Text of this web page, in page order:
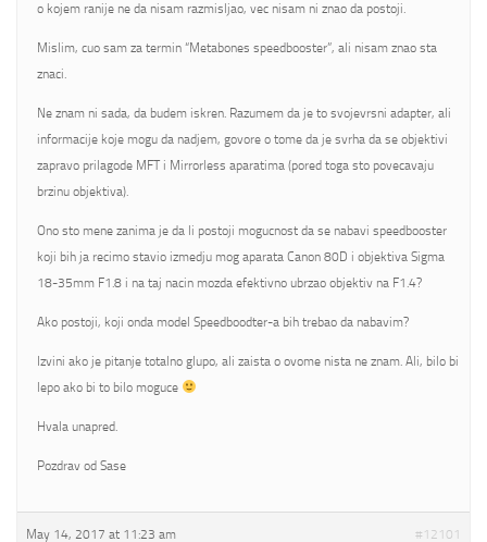
o kojem ranije ne da nisam razmisljao, vec nisam ni znao da postoji.
Mislim, cuo sam za termin “Metabones speedbooster”, ali nisam znao sta
znaci.
Ne znam ni sada, da budem iskren. Razumem da je to svojevrsni adapter, ali
informacije koje mogu da nadjem, govore o tome da je svrha da se objektivi
zapravo prilagode MFT i Mirrorless aparatima (pored toga sto povecavaju
brzinu objektiva).
Ono sto mene zanima je da li postoji mogucnost da se nabavi speedbooster
koji bih ja recimo stavio izmedju mog aparata Canon 80D i objektiva Sigma
18-35mm F1.8 i na taj nacin mozda efektivno ubrzao objektiv na F1.4?
Ako postoji, koji onda model Speedboodter-a bih trebao da nabavim?
Izvini ako je pitanje totalno glupo, ali zaista o ovome nista ne znam. Ali, bilo bi
lepo ako bi to bilo moguce
Hvala unapred.
Pozdrav od Sase
May 14, 2017 at 11:23 am #12101